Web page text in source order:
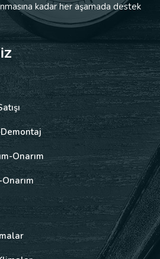
kadar her aşamada destek
Onarım